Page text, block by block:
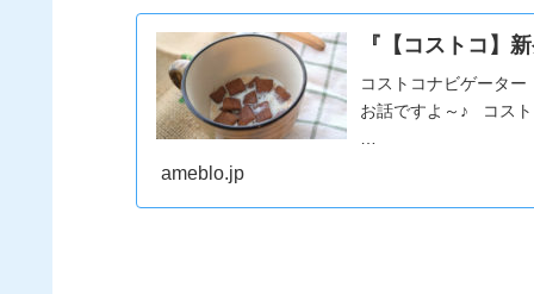
『【コストコ】
コストコナビゲータ
お話ですよ～♪ コス
ameblo.jp